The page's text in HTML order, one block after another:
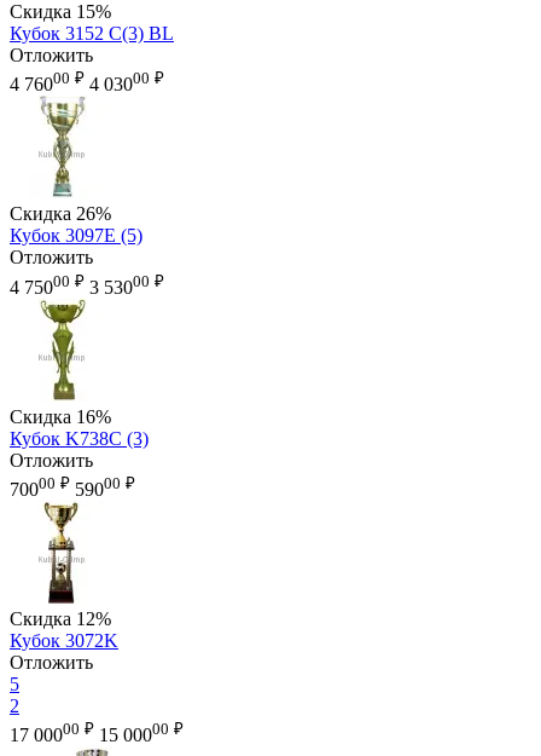
Скидка 15%
Кубок 3152 C(3) BL
Отложить
4 76000 ₽ 4 03000 ₽
Скидка 26%
Кубок 3097E (5)
Отложить
4 75000 ₽ 3 53000 ₽
Скидка 16%
Кубок K738C (3)
Отложить
70000 ₽ 59000 ₽
Скидка 12%
Кубок 3072K
Отложить
5
2
17 00000 ₽ 15 00000 ₽